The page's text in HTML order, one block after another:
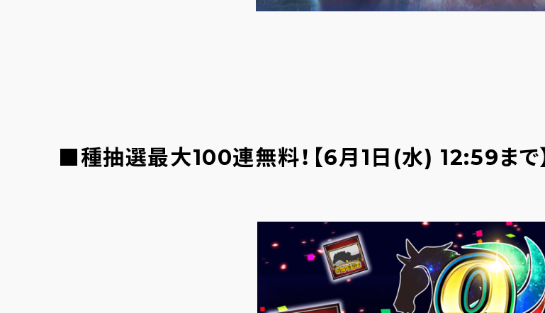
■種抽選最大100連無料！【6月1日(水) 12:59まで】